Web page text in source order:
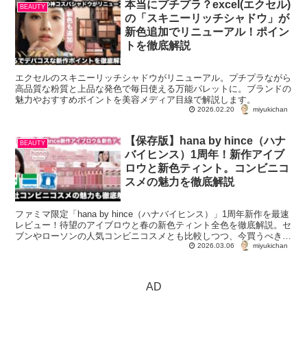
BEAUTY
本当にプチプラ？excel(エクセル)
の「スキニーリッチシャドウ」が
新色追加でリニューアル！ポイン
トを徹底解説
エクセルのスキニーリッチシャドウがリニューアル。プチプラながら
高品質な粉質と上品な発色で毎日使える万能パレットに。ブランドの
魅力やおすすめポイントを美容メディア目線で解説します。
2026.02.20 miyukichan
BEAUTY
【保存版】hana by hince（ハナ
バイヒンス）1周年！新作アイブ
ロウと新色ティント。コンビニコ
スメの魅力を徹底解説
ファミマ限定「hana by hince（ハナバイヒンス）」1周年新作を最速
レビュー！待望のアイブロウと春の新色ティント全色を徹底解説。セ
ブンやローソンの人気コンビニコスメとも比較しつつ、今買うべき
「神コスメ」を美容ライターが熱く語ります。2026.03.06 miyukichan
AD